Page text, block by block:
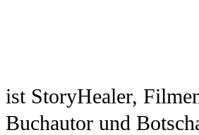
ist StoryHealer,
Buchautor und